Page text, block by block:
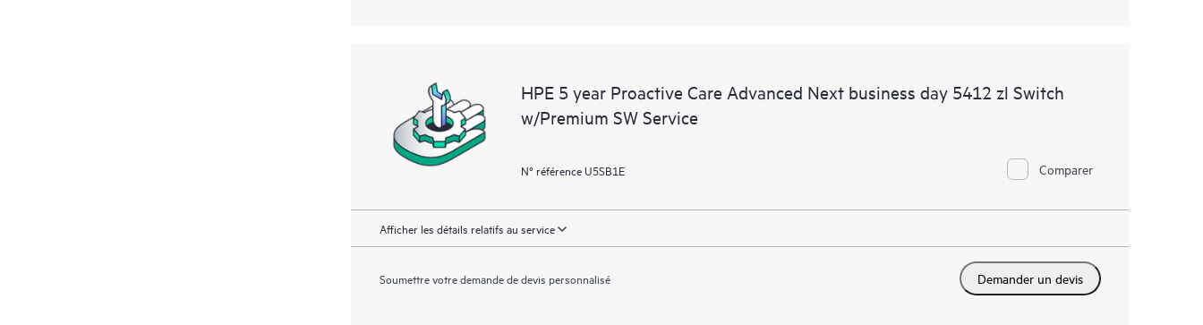
HPE 5 year Proactive Care Advanced Next business day 5412 zl Switch
w/Premium SW Service
N° référence U5SB1E Comparer
Afficher les détails relatifs au service
Soumettre votre demande de devis personnalisé Demander un devis